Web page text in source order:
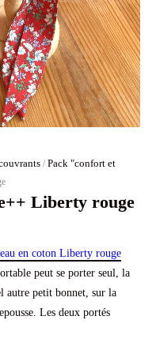
/ Pack "confort et
Liberty rouge
en coton Liberty rouge
peut se porter seul, la
autre petit bonnet, sur la
Les deux portés